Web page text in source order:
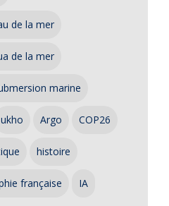
de la mer
de la mer
marine
ukho Argo COP26
histoire
française IA